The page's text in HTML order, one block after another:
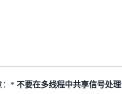
：* 不要在多线程中共享信号处理